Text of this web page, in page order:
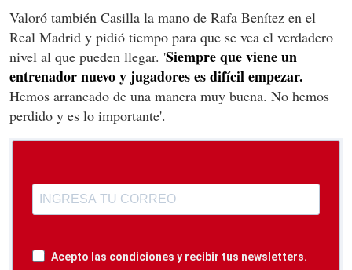
Valoró también Casilla la mano de Rafa Benítez en el
Real Madrid y pidió tiempo para que se vea el verdadero
nivel al que pueden llegar. 'Siempre que viene un
entrenador nuevo y jugadores es difícil empezar.
Hemos arrancado de una manera muy buena. No hemos
perdido y es lo importante'.
Acepto las condiciones y recibir tus newsletters.